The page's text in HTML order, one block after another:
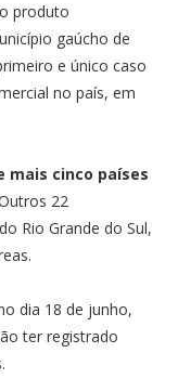
produto
gaúcho de
e único caso
no país, em
mais cinco países
22
Rio Grande do Sul,
dia 18 de junho,
ter registrado